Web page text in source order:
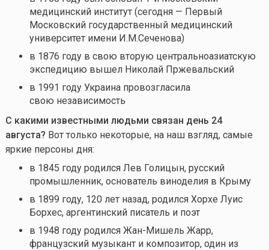
медицинский институт (сегодня — Первый
Московский государственный медицинский
университет имени И.М.Сеченова)
в 1876 году в свою вторую центральноазиатскую
экспедицию вышел Николай Пржевальский
в 1991 году Украина провозгласила
свою независимость
С какими известными людьми связан день 24
августа? Вот только некоторые, на наш взгляд, самые
яркие персоны дня:
в 1845 году родился Лев Голицын, русский
промышленник, основатель виноделия в Крыму
в 1899 году, 120 лет назад, родился Хорхе Луис
Борхес, аргентинский писатель и поэт
в 1948 году родился Жан-Мишель Жарр,
французский музыкант и композитор, один из